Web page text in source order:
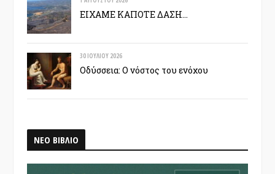
ΕΙΧΑΜΕ ΚΑΠΟΤΕ ΔΑΣΗ…
30 ΙΟΥΛΊΟΥ 2026
Οδύσσεια: Ο νόστος του ενόχου
ΝΕΟ ΒΙΒΛΙΟ